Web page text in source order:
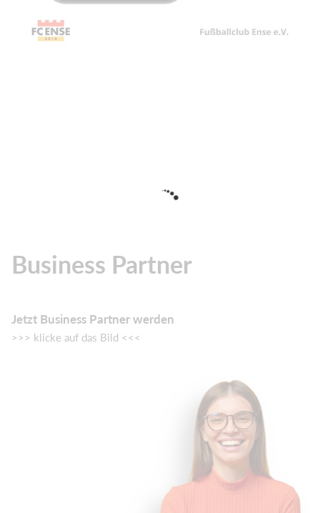
Business Partner
Jetzt Business Partner werden
>>> klicke auf das Bild <<<